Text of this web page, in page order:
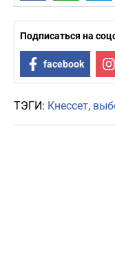
Подписаться на
facebook
ТЭГИ: Кнессет